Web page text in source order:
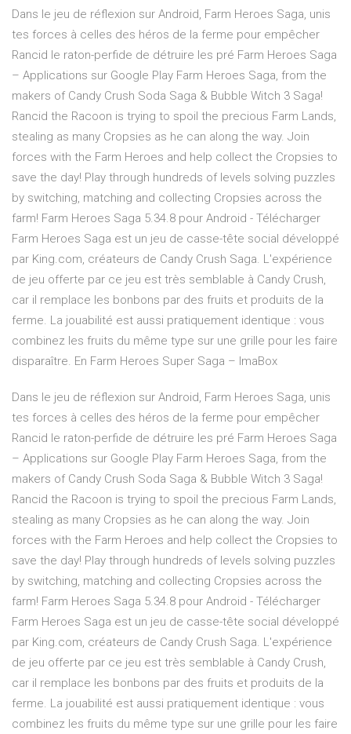
Dans le jeu de réflexion sur Android, Farm Heroes Saga, unis
tes forces à celles des héros de la ferme pour empêcher
Rancid le raton-perfide de détruire les pré Farm Heroes Saga
– Applications sur Google Play Farm Heroes Saga, from the
makers of Candy Crush Soda Saga & Bubble Witch 3 Saga!
Rancid the Racoon is trying to spoil the precious Farm Lands,
stealing as many Cropsies as he can along the way. Join
forces with the Farm Heroes and help collect the Cropsies to
save the day! Play through hundreds of levels solving puzzles
by switching, matching and collecting Cropsies across the
farm! Farm Heroes Saga 5.34.8 pour Android - Télécharger
Farm Heroes Saga est un jeu de casse-tête social développé
par King.com, créateurs de Candy Crush Saga. L'expérience
de jeu offerte par ce jeu est très semblable à Candy Crush,
car il remplace les bonbons par des fruits et produits de la
ferme. La jouabilité est aussi pratiquement identique : vous
combinez les fruits du même type sur une grille pour les faire
disparaître. En Farm Heroes Super Saga – ImaBox
Dans le jeu de réflexion sur Android, Farm Heroes Saga, unis
tes forces à celles des héros de la ferme pour empêcher
Rancid le raton-perfide de détruire les pré Farm Heroes Saga
– Applications sur Google Play Farm Heroes Saga, from the
makers of Candy Crush Soda Saga & Bubble Witch 3 Saga!
Rancid the Racoon is trying to spoil the precious Farm Lands,
stealing as many Cropsies as he can along the way. Join
forces with the Farm Heroes and help collect the Cropsies to
save the day! Play through hundreds of levels solving puzzles
by switching, matching and collecting Cropsies across the
farm! Farm Heroes Saga 5.34.8 pour Android - Télécharger
Farm Heroes Saga est un jeu de casse-tête social développé
par King.com, créateurs de Candy Crush Saga. L'expérience
de jeu offerte par ce jeu est très semblable à Candy Crush,
car il remplace les bonbons par des fruits et produits de la
ferme. La jouabilité est aussi pratiquement identique : vous
combinez les fruits du même type sur une grille pour les faire